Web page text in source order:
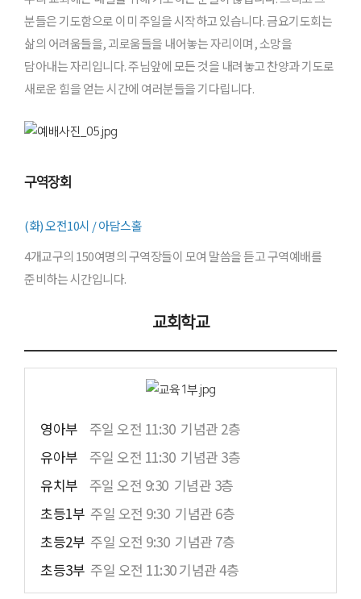
분들은 기도함으로 이미 주일을 시작하고 있습니다. 금요기도회는
삶의 어려움들을, 괴로움들을 내어놓는 자리이며, 소망을
담아내는 자리입니다. 주님앞에 모든 것을 내려놓고 찬양과 기도로
새로운 힘을 얻는 시간에 여러분들을 기다립니다.
구역장회
(화) 오전10시 / 아담스홀
4개교구의 150여명의 구역장들이 모여 말씀을 듣고 구역예배를
준비하는 시간입니다.
교회학교
영아부 주일 오전 11:30 기념관 2층
유아부 주일 오전 11:30 기념관 3층
유치부 주일 오전 9:30 기념관 3층
초등1부 주일 오전 9:30 기념관 6층
초등2부 주일 오전 9:30 기념관 7층
초등3부 주일 오전 11:30 기념관 4층